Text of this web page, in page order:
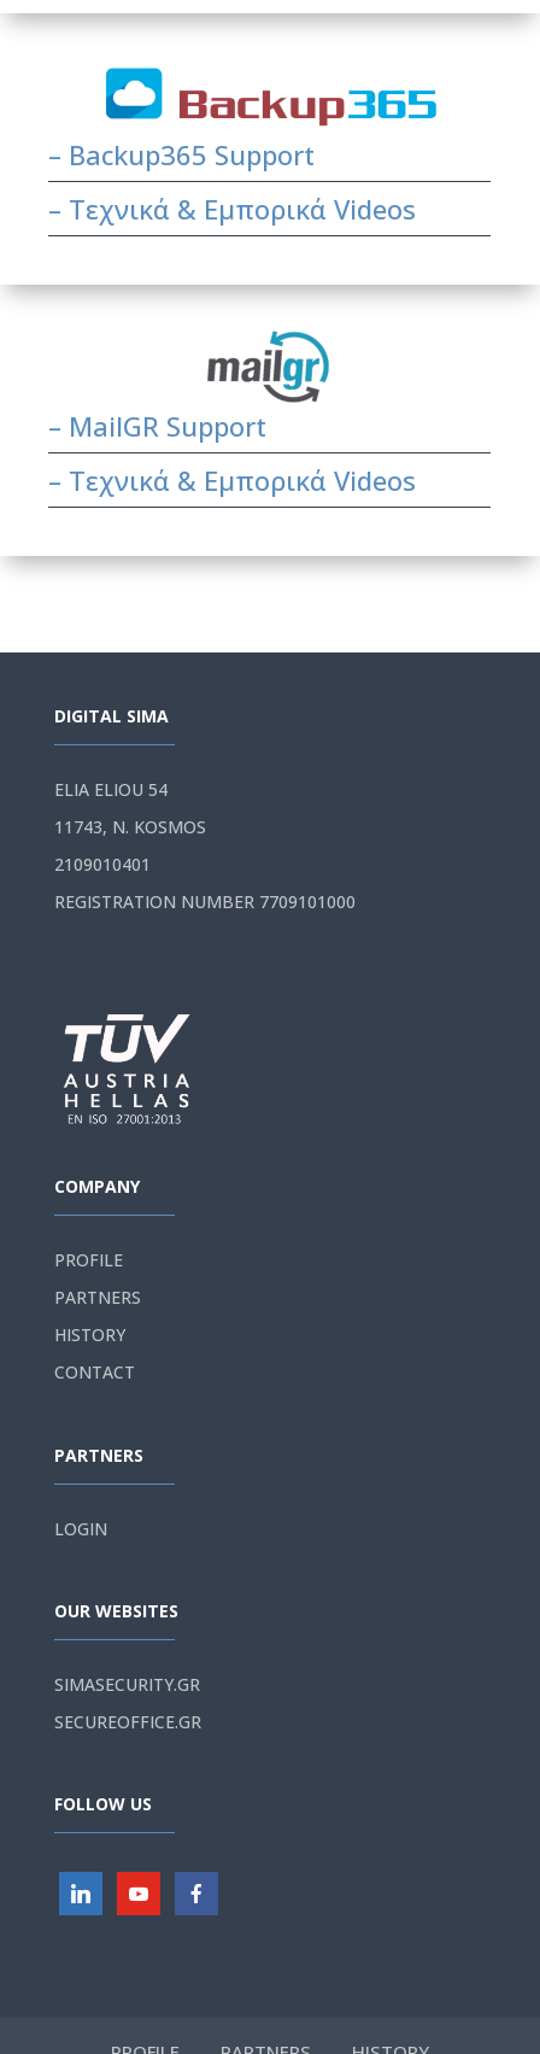
– Backup365 Support
– Τεχνικά & Εμπορικά Videos
– MailGR Support
– Τεχνικά & Εμπορικά Videos
DIGITAL SIMA
ELIA ELIOU 54
11743, N. KOSMOS
2109010401
REGISTRATION NUMBER 7709101000
COMPANY
PROFILE
PARTNERS
HISTORY
CONTACT
PARTNERS
LOGIN
OUR WEBSITES
SIMASECURITY.GR
SECUREOFFICE.GR
FOLLOW US